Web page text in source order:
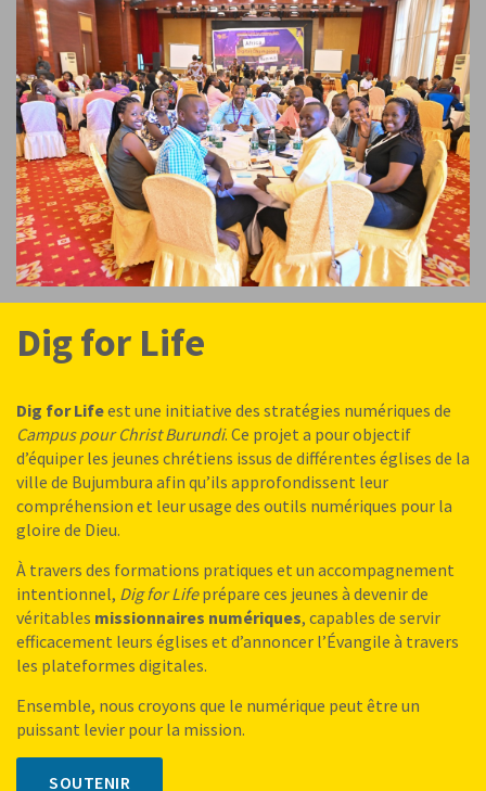
Dig for Life
Dig for Lifeest une initiative des stratégies numériques de
Campus pour Christ Burundi. Ce projet a pour objectif
d’équiper les jeunes chrétiens issus de différentes églises de la
ville de Bujumbura afin qu’ils approfondissent leur
compréhension et leur usage des outils numériques pour la
gloire de Dieu.
À travers des formations pratiques et un accompagnement
intentionnel, Dig for Lifeprépare ces jeunes à devenir de
véritables missionnaires numériques, capables de servir
efficacement leurs églises et d’annoncer l’Évangile à travers
les plateformes digitales.
Ensemble, nous croyons que le numérique peut être un
puissant levier pour la mission.
SOUTENIR